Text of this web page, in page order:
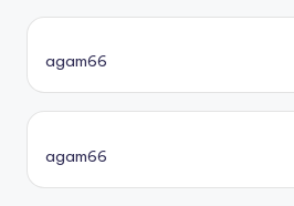
agam66
agam66